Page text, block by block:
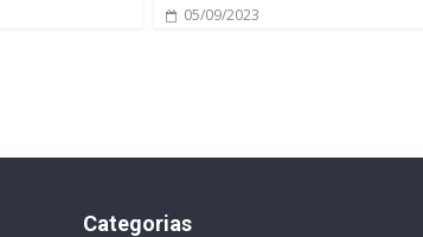
05/09/2023
Categorias